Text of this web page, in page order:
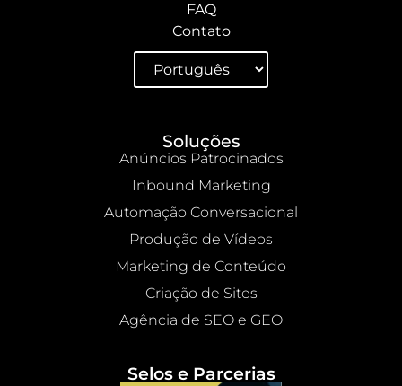
FAQ
Contato
Soluções
Anúncios Patrocinados
Inbound Marketing
Automação Conversacional
Produção de Vídeos
Marketing de Conteúdo
Criação de Sites
Agência de SEO e GEO
Selos e Parcerias